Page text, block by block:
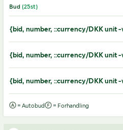
Bud (25st)
{bid, number, ::currency/DKK
{bid, number, ::currency/DKK
{bid, number, ::currency/DKK
= Autobud = Forhandling